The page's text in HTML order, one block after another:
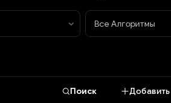
Поиск Добавить